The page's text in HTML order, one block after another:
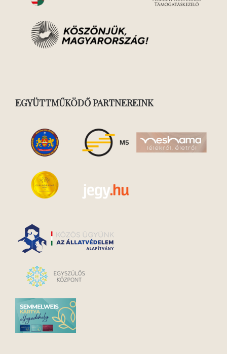
EGYÜTTMŰKÖDŐ PARTNEREINK